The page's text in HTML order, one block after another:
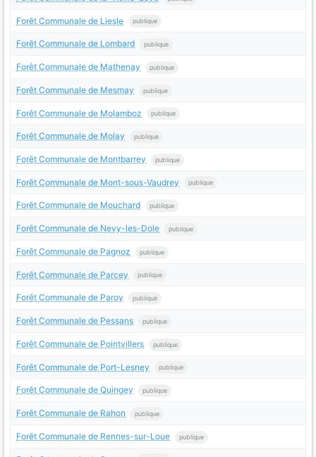
Forêt Communale de Liesle publique
Forêt Communale de Lombard publique
Forêt Communale de Mathenay publique
Forêt Communale de Mesmay publique
Forêt Communale de Molamboz publique
Forêt Communale de Molay publique
Forêt Communale de Montbarrey publique
Forêt Communale de Mont-sous-Vaudrey publique
Forêt Communale de Mouchard publique
Forêt Communale de Nevy-les-Dole publique
Forêt Communale de Pagnoz publique
Forêt Communale de Parcey publique
Forêt Communale de Paroy publique
Forêt Communale de Pessans publique
Forêt Communale de Pointvillers publique
Forêt Communale de Port-Lesney publique
Forêt Communale de Quingey publique
Forêt Communale de Rahon publique
Forêt Communale de Rennes-sur-Loue publique